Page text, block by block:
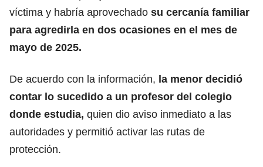
víctima y habría aprovechado su cercanía familiar
para agredirla en dos ocasiones en el mes de
mayo de 2025.
De acuerdo con la información, la menor decidió
contar lo sucedido a un profesor del colegio
donde estudia, quien dio aviso inmediato a las
autoridades y permitió activar las rutas de
protección.